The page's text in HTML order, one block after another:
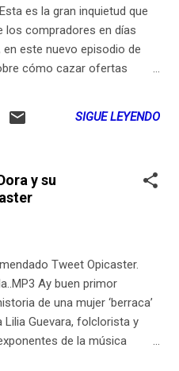
es la gran inquietud que
los compradores en días
este nuevo episodio de
cómo cazar ofertas
director de Mercado
En Añadir al Carrito:
de MotColombia. Envíe
emprendimientos a
SIGUE LEYENDO
y su
Tweet Opicaster.
Ay buen primor
de una mujer ‘berraca’
Lilia Guevara, folclorista y
de la música